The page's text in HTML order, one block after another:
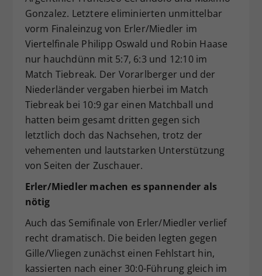
Gonzalez. Letztere eliminierten unmittelbar
vorm Finaleinzug von Erler/Miedler im
Viertelfinale Philipp Oswald und Robin Haase
nur hauchdünn mit 5:7, 6:3 und 12:10 im
Match Tiebreak. Der Vorarlberger und der
Niederländer vergaben hierbei im Match
Tiebreak bei 10:9 gar einen Matchball und
hatten beim gesamt dritten gegen sich
letztlich doch das Nachsehen, trotz der
vehementen und lautstarken Unterstützung
von Seiten der Zuschauer.
Erler/Miedler machen es spannender als
nötig
Auch das Semifinale von Erler/Miedler verlief
recht dramatisch. Die beiden legten gegen
Gille/Vliegen zunächst einen Fehlstart hin,
kassierten nach einer 30:0-Führung gleich im